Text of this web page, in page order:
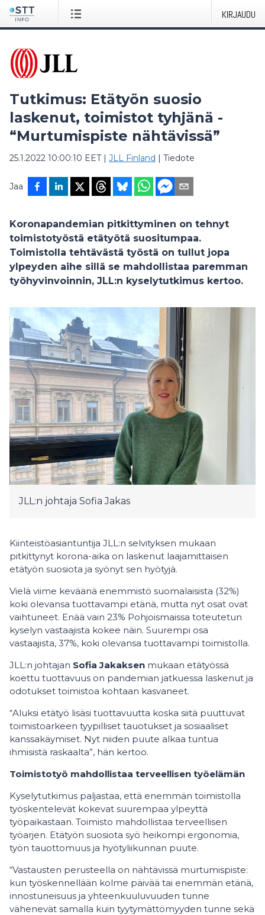
KIRJAUDU
Tutkimus: Etätyön suosio
laskenut, toimistot tyhjänä -
“Murtumispiste nähtävissä”
25.1.2022 10:00:10 EET| JLL Finland | Tiedote
Jaa
Koronapandemian pitkittyminen on tehnyt
toimistotyöstä etätyötä suositumpaa.
Toimistolla tehtävästä työstä on tullut jopa
ylpeyden aihe sillä se mahdollistaa paremman
työhyvinvoinnin, JLL:n kyselytutkimus kertoo.
JLL:n johtaja Sofia Jakas
Kiinteistöasiantuntija JLL:n selvityksen mukaan
pitkittynyt korona-aika on laskenut laajamittaisen
etätyön suosiota ja syönyt sen hyötyjä.
Vielä viime keväänä enemmistö suomalaisista (32%)
koki olevansa tuottavampi etänä, mutta nyt osat ovat
vaihtuneet. Enää vain 23% Pohjoismaissa toteutetun
kyselyn vastaajista kokee näin. Suurempi osa
vastaajista, 37%, koki olevansa tuottavampi toimistolla.
JLL:n johtajan Sofia Jakaksen mukaan etätyössä
koettu tuottavuus on pandemian jatkuessa laskenut ja
odotukset toimistoa kohtaan kasvaneet.
“Aluksi etätyö lisäsi tuottavuutta koska siitä puuttuvat
toimistoarkeen tyypilliset tauotukset ja sosiaaliset
kanssakäymiset. Nyt niiden puute alkaa tuntua
ihmisistä raskaalta”, hän kertoo.
Toimistotyö mahdollistaa terveellisen työelämän
Kyselytutkimus paljastaa, että enemmän toimistolla
työskentelevät kokevat suurempaa ylpeyttä
työpaikastaan. Toimisto mahdollistaa terveellisen
työarjen. Etätyön suosiota syö heikompi ergonomia,
työn tauottomuus ja hyötyliikunnan puute.
“Vastausten perusteella on nähtävissä murtumispiste:
kun työskennellään kolme päivää tai enemmän etänä,
innostuneisuus ja yhteenkuuluvuuden tunne
vähenevät samalla kuin tyytymättömyyden tunne sekä